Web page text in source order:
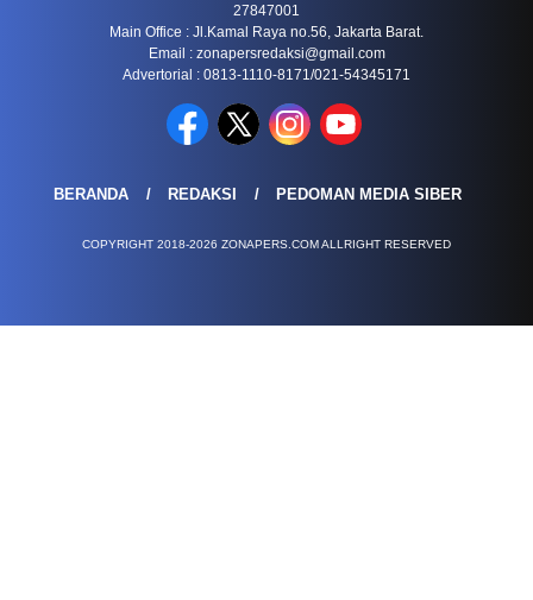
27847001
Main Office : Jl.Kamal Raya no.56, Jakarta Barat.
Email : zonapersredaksi@gmail.com
Advertorial : 0813-1110-8171/021-54345171
BERANDA REDAKSI PEDOMAN MEDIA SIBER
COPYRIGHT 2018-2026 ZONAPERS.COM ALLRIGHT RESERVED